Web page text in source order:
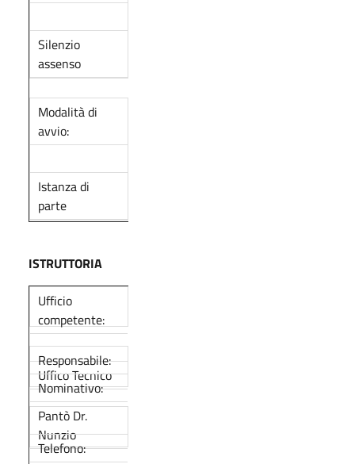
Silenzio
assenso
Modalità di
avvio:
Istanza di
parte
ISTRUTTORIA
Ufficio
competente:
Uffico Tecnico
Responsabile:
Nominativo:
Pantò Dr.
Nunzio
Telefono: